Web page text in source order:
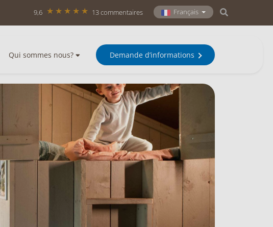
9,6 13 commentaires Français
Qui sommes nous? Demande d’informations